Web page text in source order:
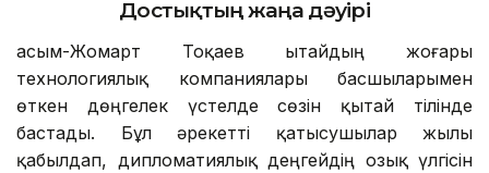
Достықтың жаңа дәуірі
Қасым-Жомарт Тоқаев Қытайдың жоғары
технологиялық компаниялары басшыларымен
өткен дөңгелек үстелде сөзін қытай тілінде
бастады. Бұл әрекетті қатысушылар жылы
қабылдап, дипломатиялық деңгейдің озық үлгісін